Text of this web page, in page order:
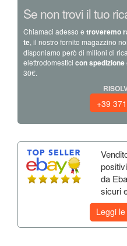
Se non trovi il tuo
Chiamaci adesso e troveremo
te, il nostro fornito magazzino
disponiamo però di milioni di
elettrodomestici con spedizione
30€.
+39
da
sicuri
Leggi